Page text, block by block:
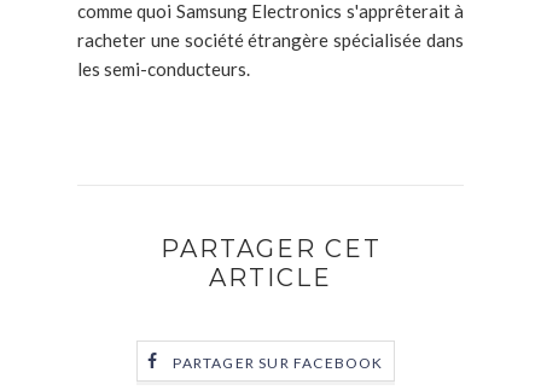
comme quoi Samsung Electronics s'apprêterait à
racheter une société étrangère spécialisée dans
les semi-conducteurs.
PARTAGER CET
ARTICLE
PARTAGER SUR FACEBOOK